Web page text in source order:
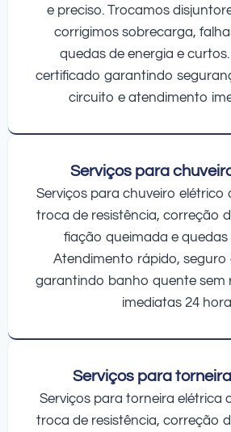
e preciso. Trocamos
corrigimos sobrecarga,
quedas de energia e curtos.
certificado garantindo
circuito e atendimento
Serviços para
Serviços para chuveiro elétrico
troca de resistência, correção
fiação queimada e quedas
Atendimento rápido, seguro
garantindo banho quente sem
imediatas 24
Serviços para
Serviços para torneira elétrica
troca de resistência, correção